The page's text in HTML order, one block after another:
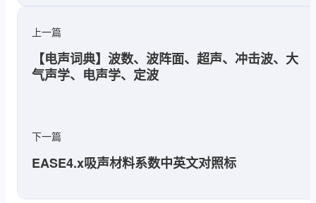
上一篇
【电声词典】波数、波阵面、超声、冲击波、大
气声学、电声学、定波
下一篇
EASE4.x吸声材料系数中英文对照标